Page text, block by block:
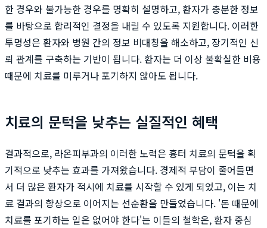
한 경우와 불가능한 경우를 명확히 설명하고, 환자가 충분한 정보
를 바탕으로 합리적인 결정을 내릴 수 있도록 지원합니다. 이러한
투명성은 환자와 병원 간의 정보 비대칭을 해소하고, 장기적인 신
뢰 관계를 구축하는 기반이 됩니다. 환자는 더 이상 불확실한 비용
때문에 치료를 미루거나 포기하지 않아도 됩니다.
치료의 문턱을 낮추는 실질적인 혜택
결과적으로, 라온피부과의 이러한 노력은 흉터 치료의 문턱을 획
기적으로 낮추는 효과를 가져왔습니다. 경제적 부담이 줄어들면
서 더 많은 환자가 적시에 치료를 시작할 수 있게 되었고, 이는 치
료 결과의 향상으로 이어지는 선순환을 만들었습니다. '돈 때문에
치료를 포기하는 일은 없어야 한다'는 이들의 철학은, 환자 중심